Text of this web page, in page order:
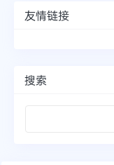
友情链接
搜索